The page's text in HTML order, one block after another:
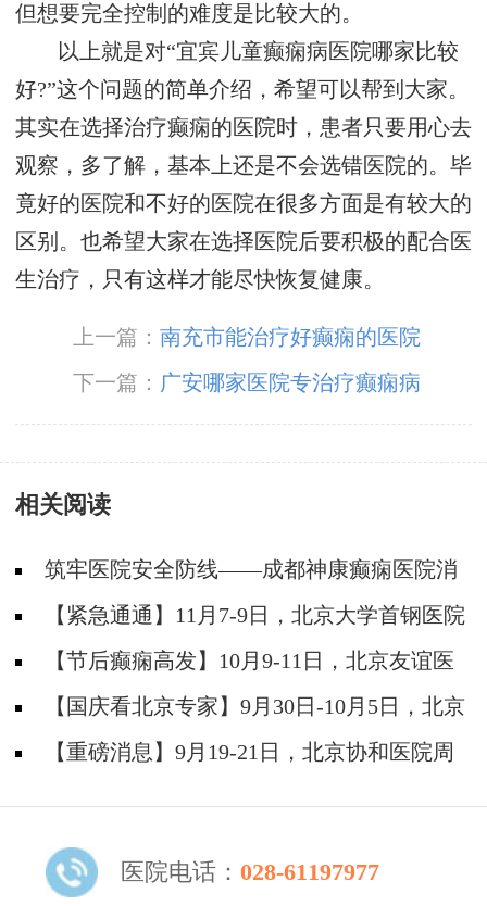
但想要完全控制的难度是比较大的。
以上就是对“宜宾儿童癫痫病医院哪家比较
好?”这个问题的简单介绍，希望可以帮到大家。
其实在选择治疗癫痫的医院时，患者只要用心去
观察，多了解，基本上还是不会选错医院的。毕
竟好的医院和不好的医院在很多方面是有较大的
区别。也希望大家在选择医院后要积极的配合医
生治疗，只有这样才能尽快恢复健康。
上一篇：南充市能治疗好癫痫的医院
下一篇： 广安哪家医院专治疗癫痫病
相关阅读
筑牢医院安全防线——成都神康癫痫医院消
防安全培训纪实
【紧急通通】11月7-9日，北京大学首钢医院
神经内科胡颖教授亲临成都会诊，破解癫痫疑难
【节后癫痫高发】10月9-11日，北京友谊医
院陈葵博士免费会诊+治疗援助，破解癫痫难
题！
【国庆看北京专家】9月30日-10月5日，北京
天坛&首钢医院两大专家蓉城亲诊+癫痫大额救
【重磅消息】9月19-21日，北京协和医院周
医院电话： 028-61197977